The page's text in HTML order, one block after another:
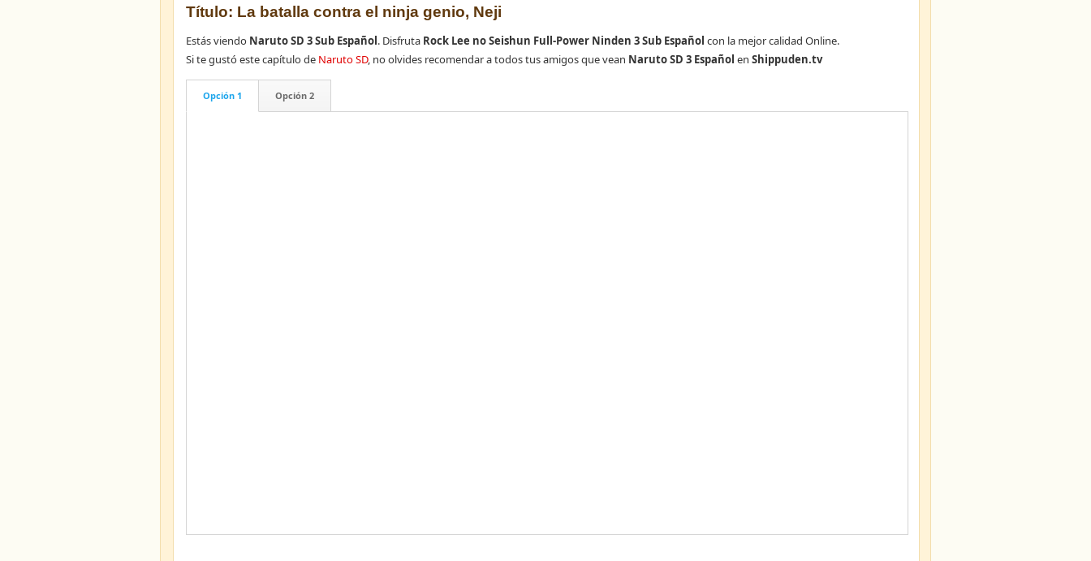
Título: La batalla contra el ninja genio, Neji
Estás viendo Naruto SD 3 Sub Español. Disfruta Rock Lee no Seishun Full-Power Ninden 3 Sub Español con la mejor calidad Online.
Si te gustó este capítulo de Naruto SD, no olvides recomendar a todos tus amigos que vean Naruto SD 3 Español en Shippuden.tv
Opción 1 Opción 2